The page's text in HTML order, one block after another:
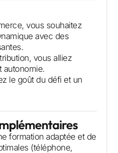
vous souhaitez
avec des
vous alliez
autonomie.
le goût du défi et un
formation adaptée et de
(téléphone,